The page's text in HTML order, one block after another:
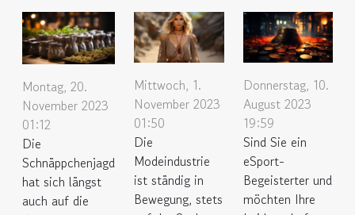
Montag, 20.
November 2023
01:12
Die
Schnäppchenjagd
hat sich längst
auch auf die
Mittwoch, 1.
November 2023
01:50
Die
Modeindustrie
ist ständig in
Bewegung, stets
Donnerstag, 10.
August 2023
19:59
Sind Sie ein
eSport-
Begeisterter und
möchten Ihre